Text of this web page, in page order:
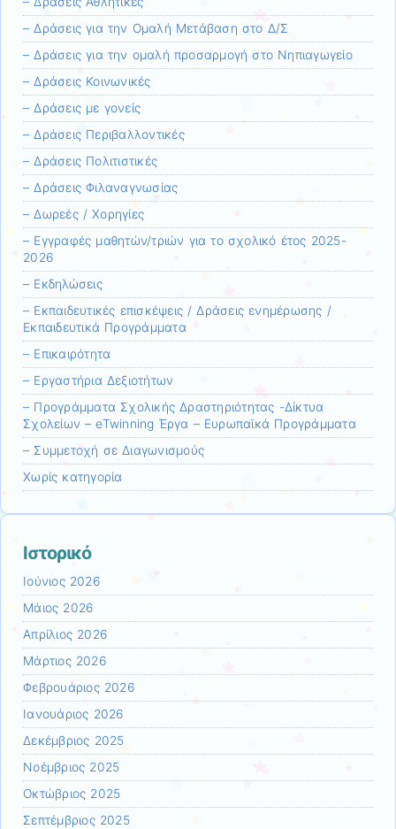
– Δράσεις για την Ομαλή Μετάβαση στο Δ/Σ
– Δράσεις για την ομαλή προσαρμογή στο Νηπιαγωγείο
– Δράσεις Κοινωνικές
– Δράσεις με γονείς
– Δράσεις Περιβαλλοντικές
– Δράσεις Πολιτιστικές
– Δράσεις Φιλαναγνωσίας
– Δωρεές / Χορηγίες
– Εγγραφές μαθητών/τριών για το σχολικό έτος 2025-
2026
– Εκδηλώσεις
– Εκπαιδευτικές επισκέψεις / Δράσεις ενημέρωσης /
Εκπαιδευτικά Προγράμματα
– Επικαιρότητα
– Εργαστήρια Δεξιοτήτων
– Προγράμματα Σχολικής Δραστηριότητας -Δίκτυα
Σχολείων – eTwinning Έργα – Ευρωπαϊκά Προγράμματα
– Συμμετοχή σε Διαγωνισμούς
Χωρίς κατηγορία
Ιστορικό
Ιούνιος 2026
Μάιος 2026
Απρίλιος 2026
Μάρτιος 2026
Φεβρουάριος 2026
Ιανουάριος 2026
Δεκέμβριος 2025
Νοέμβριος 2025
Οκτώβριος 2025
Σεπτέμβριος 2025